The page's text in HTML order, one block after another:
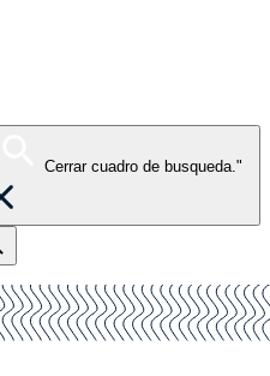
Cerrar cuadro de busqueda."